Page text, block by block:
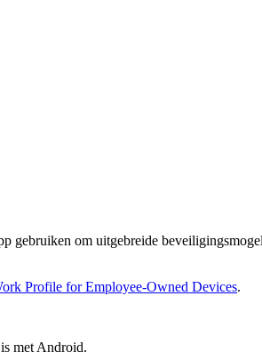
gebruiken om uitgebreide
Profile for Employee-Owned Devices.
met Android.